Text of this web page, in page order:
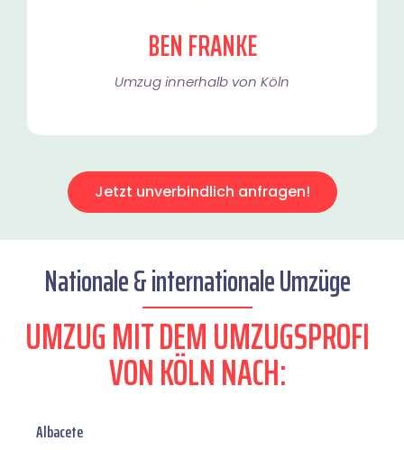
BEN FRANKE
Umzug innerhalb von Köln​
Jetzt unverbindlich anfragen!
Nationale & internationale Umzüge
UMZUG MIT DEM UMZUGSPROFI
VON KÖLN NACH:
Albacete